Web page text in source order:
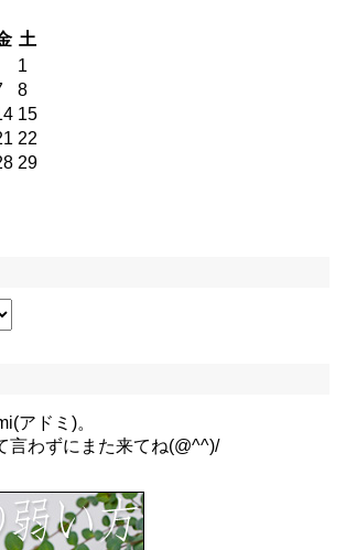
土
1
8
15
22
29
アドミ)。
言わずにまた来てね(@^^)/